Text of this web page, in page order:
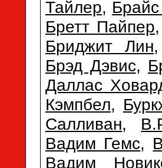
Тайлер,
Бретт Пайпер
Бриджит Лин
Брэд Дэвис,
Даллас
Кэмпбел,
Салливан,
Вадим Гемс,
Вадим